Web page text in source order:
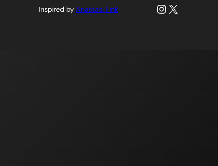
Inspired by Anastasi Fink Instagram
X